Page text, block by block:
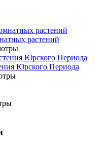
растений
Юрского Периода